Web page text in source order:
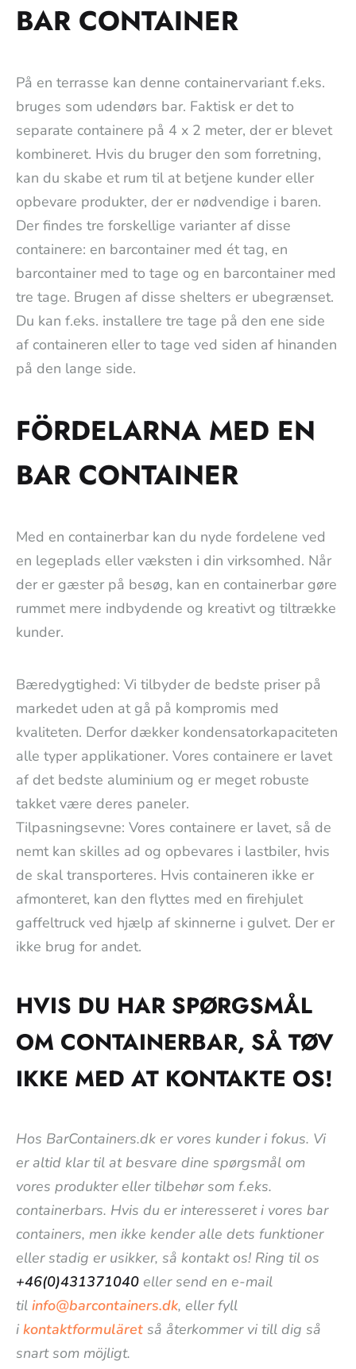
BAR CONTAINER
På en terrasse kan denne containervariant f.eks.
bruges som udendørs bar. Faktisk er det to
separate containere på 4 x 2 meter, der er blevet
kombineret. Hvis du bruger den som forretning,
kan du skabe et rum til at betjene kunder eller
opbevare produkter, der er nødvendige i baren.
Der findes tre forskellige varianter af disse
containere: en barcontainer med ét tag, en
barcontainer med to tage og en barcontainer med
tre tage. Brugen af disse shelters er ubegrænset.
Du kan f.eks. installere tre tage på den ene side
af containeren eller to tage ved siden af hinanden
på den lange side.
FÖRDELARNA MED EN
BAR CONTAINER
Med en containerbar kan du nyde fordelene ved
en legeplads eller væksten i din virksomhed. Når
der er gæster på besøg, kan en containerbar gøre
rummet mere indbydende og kreativt og tiltrække
kunder.
Bæredygtighed: Vi tilbyder de bedste priser på
markedet uden at gå på kompromis med
kvaliteten. Derfor dækker kondensatorkapaciteten
alle typer applikationer. Vores containere er lavet
af det bedste aluminium og er meget robuste
takket være deres paneler.
Tilpasningsevne: Vores containere er lavet, så de
nemt kan skilles ad og opbevares i lastbiler, hvis
de skal transporteres. Hvis containeren ikke er
afmonteret, kan den flyttes med en firehjulet
gaffeltruck ved hjælp af skinnerne i gulvet. Der er
ikke brug for andet.
HVIS DU HAR SPØRGSMÅL
OM CONTAINERBAR, SÅ TØV
IKKE MED AT KONTAKTE OS!
Hos BarContainers.dk er vores kunder i fokus. Vi
er altid klar til at besvare dine spørgsmål om
vores produkter eller tilbehør som f.eks.
containerbars. Hvis du er interesseret i vores bar
containers, men ikke kender alle dets funktioner
eller stadig er usikker, så kontakt os! Ring til os
+46(0)431371040 eller send en e-mail
til info@barcontainers.dk, eller fyll
i kontaktformuläret så återkommer vi till dig så
snart som möjligt.